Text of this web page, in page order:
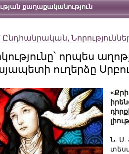
քաղաքականություն
Ընդհանրական,
որպես
ուղերձը
Ն.